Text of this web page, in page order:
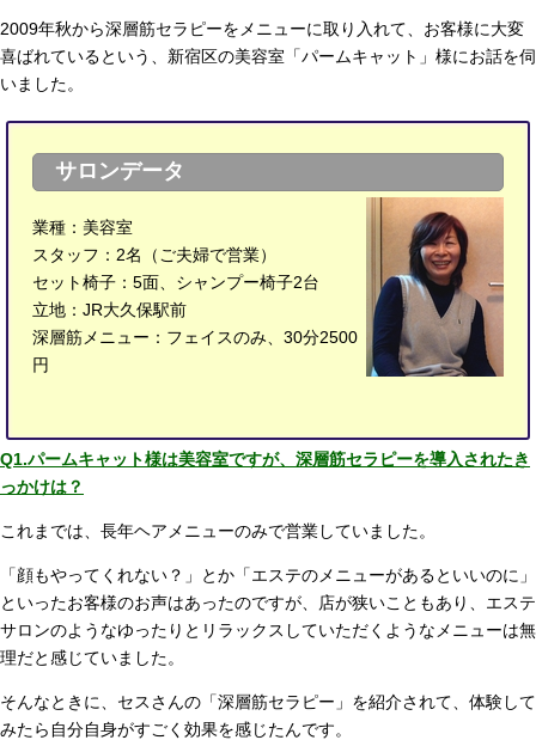
2009年秋から深層筋セラピーをメニューに取り入れて、お客様に大変
喜ばれているという、新宿区の美容室「パームキャット」様にお話を伺
いました。
サロンデータ
業種：美容室
スタッフ：2名（ご夫婦で営業）
セット椅子：5面、シャンプー椅子2台
立地：JR大久保駅前
深層筋メニュー：フェイスのみ、30分2500
円
Q1.パームキャット様は美容室ですが、深層筋セラピーを導入されたき
っかけは？
これまでは、長年ヘアメニューのみで営業していました。
「顔もやってくれない？」とか「エステのメニューがあるといいのに」
といったお客様のお声はあったのですが、店が狭いこともあり、エステ
サロンのようなゆったりとリラックスしていただくようなメニューは無
理だと感じていました。
そんなときに、セスさんの「深層筋セラピー」を紹介されて、体験して
みたら自分自身がすごく効果を感じたんです。